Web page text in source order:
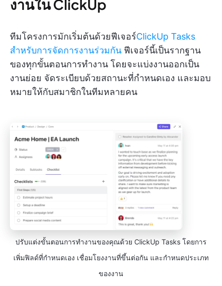
งานใน ClickUp
ทีมโครงการมักเริ่มต้นด้วยฟีเจอร์ClickUp Tasks
สำหรับการจัดการงานร่วมกัน ฟีเจอร์นี้เป็นรากฐาน
ของทุกขั้นตอนการทำงาน โดยจะแบ่งงานออกเป็น
งานย่อย จัดระเบียบด้วยสถานะที่กำหนดเอง และมอบ
หมายให้กับสมาชิกในทีมหลายคน
ปรับแต่งขั้นตอนการทำงานของคุณด้วย ClickUp Tasks โดยการ
เพิ่มฟิลด์ที่กำหนดเอง เชื่อมโยงงานที่ขึ้นต่อกัน และกำหนดประเภท
ของงาน